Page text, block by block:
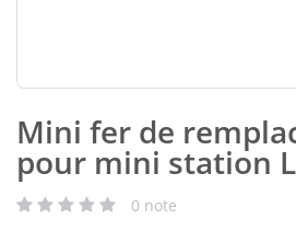
Mini fer de
pour mini station
0 note